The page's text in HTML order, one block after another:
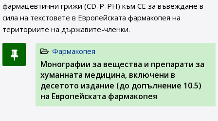
фармацевтични грижи (CD-P-PH) към СЕ за въвеждане в
сила на текстовете в Европейската фармакопея на
териториите на държавите-членки.
Фармакопея
Монографии за вещества и препарати за
хуманната медицина, включени в
десетото издание (до допълнение 10.5)
на Европейската фармакопея